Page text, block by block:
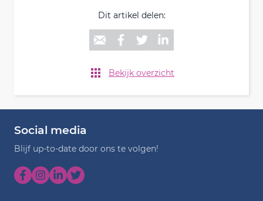
Dit artikel delen:
Bekijk overzicht
Social media
Blijf up-to-date door ons te volgen!